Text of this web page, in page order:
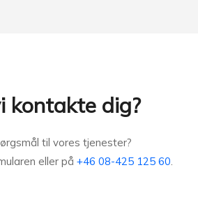
kontakte dig?
til vores tjenester?
eller på +46 08-425 125 60.